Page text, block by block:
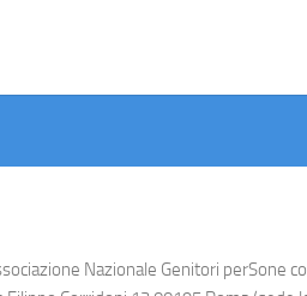
Nazionale Genitori perSone